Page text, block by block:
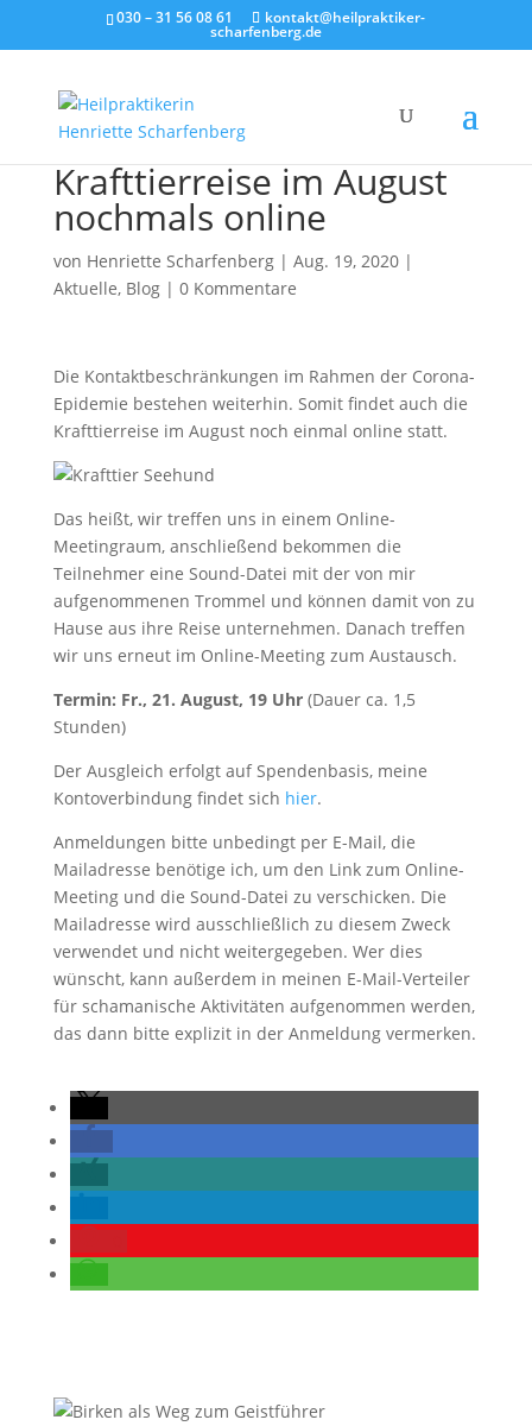
030 – 31 56 08 61 kontakt@heilpraktiker-
scharfenberg.de
Krafttierreise im August
nochmals online
von Henriette Scharfenberg| Aug. 19, 2020|
Aktuelle, Blog| 0 Kommentare
Die Kontaktbeschränkungen im Rahmen der Corona-
Epidemie bestehen weiterhin. Somit findet auch die
Krafttierreise im August noch einmal online statt.
Das heißt, wir treffen uns in einem Online-
Meetingraum, anschließend bekommen die
Teilnehmer eine Sound-Datei mit der von mir
aufgenommenen Trommel und können damit von zu
Hause aus ihre Reise unternehmen. Danach treffen
wir uns erneut im Online-Meeting zum Austausch.
Termin: Fr., 21. August, 19 Uhr(Dauer ca. 1,5
Stunden)
Der Ausgleich erfolgt auf Spendenbasis, meine
Kontoverbindung findet sich hier.
Anmeldungen bitte unbedingt per E-Mail, die
Mailadresse benötige ich, um den Link zum Online-
Meeting und die Sound-Datei zu verschicken. Die
Mailadresse wird ausschließlich zu diesem Zweck
verwendet und nicht weitergegeben. Wer dies
wünscht, kann außerdem in meinen E-Mail-Verteiler
für schamanische Aktivitäten aufgenommen werden,
das dann bitte explizit in der Anmeldung vermerken.